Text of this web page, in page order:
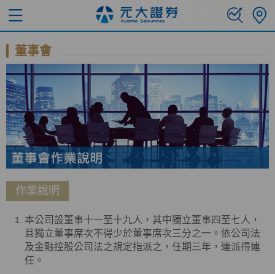
董事會
作業說明
本公司設董事十一至十九人，其中獨立董事四至七人，
且獨立董事席次不得少於董事席次三分之一。依公司法
及金融控股公司法之規定指派之，任期三年，連派得連
任。